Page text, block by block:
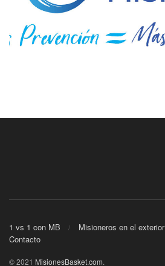
1 vs 1 con MB Misioneros en el exterior
Contacto
© 2021 MisionesBasket.com.